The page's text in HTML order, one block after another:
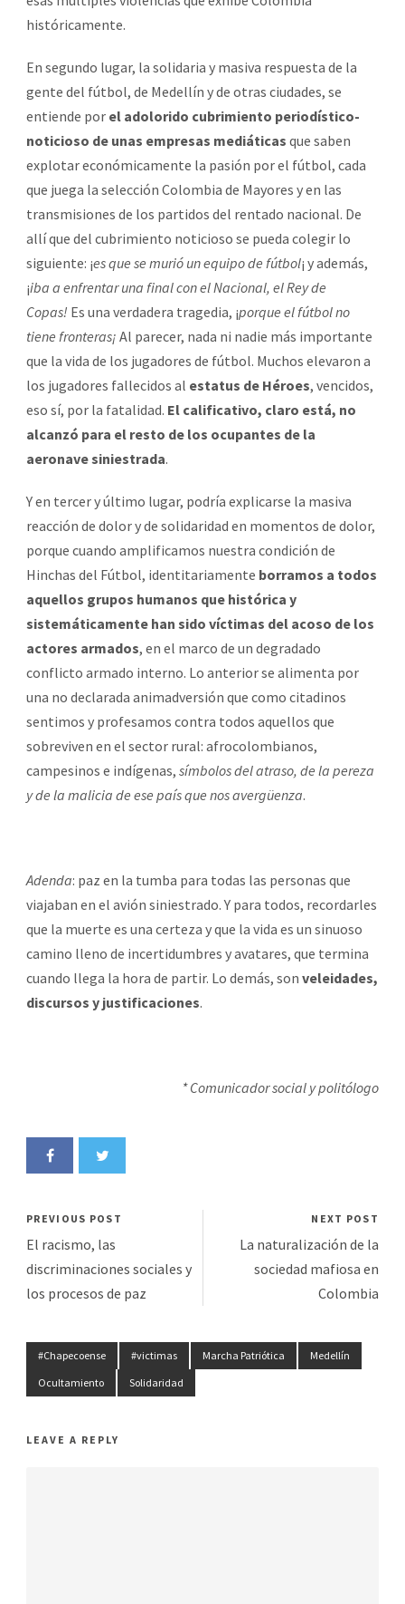
históricamente.
En segundo lugar, la solidaria y masiva respuesta de la
gente del fútbol, de Medellín y de otras ciudades, se
entiende por el adolorido cubrimiento periodístico-
noticioso de unas empresas mediáticas que saben
explotar económicamente la pasión por el fútbol, cada
que juega la selección Colombia de Mayores y en las
transmisiones de los partidos del rentado nacional. De
allí que del cubrimiento noticioso se pueda colegir lo
siguiente: ¡es que se murió un equipo de fútbol¡ y además,
¡iba a enfrentar una final con el Nacional, el Rey de
Copas! Es una verdadera tragedia, ¡porque el fútbol no
tiene fronteras¡ Al parecer, nada ni nadie más importante
que la vida de los jugadores de fútbol. Muchos elevaron a
los jugadores fallecidos al estatus de Héroes, vencidos,
eso sí, por la fatalidad. El calificativo, claro está, no
alcanzó para el resto de los ocupantes de la
aeronave siniestrada.
Y en tercer y último lugar, podría explicarse la masiva
reacción de dolor y de solidaridad en momentos de dolor,
porque cuando amplificamos nuestra condición de
Hinchas del Fútbol, identitariamente borramos a todos
aquellos grupos humanos que histórica y
sistemáticamente han sido víctimas del acoso de los
actores armados, en el marco de un degradado
conflicto armado interno. Lo anterior se alimenta por
una no declarada animadversión que como citadinos
sentimos y profesamos contra todos aquellos que
sobreviven en el sector rural: afrocolombianos,
campesinos e indígenas, símbolos del atraso, de la pereza
y de la malicia de ese país que nos avergüenza.
Adenda: paz en la tumba para todas las personas que
viajaban en el avión siniestrado. Y para todos, recordarles
que la muerte es una certeza y que la vida es un sinuoso
camino lleno de incertidumbres y avatares, que termina
cuando llega la hora de partir. Lo demás, son veleidades,
discursos y justificaciones.
* Comunicador social y politólogo
PREVIOUS POST
El racismo, las
discriminaciones sociales y
los procesos de paz
NEXT POST
La naturalización de la
sociedad mafiosa en
Colombia
#Chapecoense #victimas Marcha Patriótica
Medellín
Ocultamiento
Solidaridad
LEAVE A REPLY